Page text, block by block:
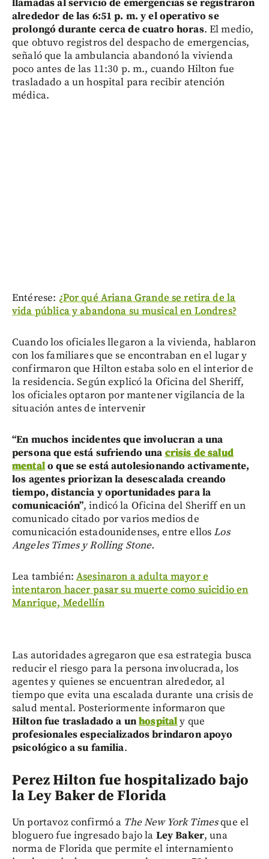
llamadas al servicio de emergencias se registraron
alrededor de las 6:51 p. m. y el operativo se
prolongó durante cerca de cuatro horas. El medio,
que obtuvo registros del despacho de emergencias,
señaló que la ambulancia abandonó la vivienda
poco antes de las 11:30 p. m., cuando Hilton fue
trasladado a un hospital para recibir atención
médica.
Entérese: ¿Por qué Ariana Grande se retira de la
vida pública y abandona su musical en Londres?
Cuando los oficiales llegaron a la vivienda, hablaron
con los familiares que se encontraban en el lugar y
confirmaron que Hilton estaba solo en el interior de
la residencia. Según explicó la Oficina del Sheriff,
los oficiales optaron por mantener vigilancia de la
situación antes de intervenir
“En muchos incidentes que involucran a una
persona que está sufriendo una crisis de salud
mentalo que se está autolesionando activamente,
los agentes priorizan la desescalada creando
tiempo, distancia y oportunidades para la
comunicación”, indicó la Oficina del Sheriff en un
comunicado citado por varios medios de
comunicación estadounidenses, entre ellosLos
Angeles Times y Rolling Stone.
Lea también: Asesinaron a adulta mayor e
intentaron hacer pasar su muerte como suicidio en
Manrique, Medellín
Las autoridades agregaron que esa estrategia busca
reducir el riesgo para la persona involucrada, los
agentes y quienes se encuentran alrededor, al
tiempo que evita una escalada durante una crisis de
salud mental. Posteriormente informaron que
Hilton fue trasladado a unhospitaly que
profesionales especializados brindaron apoyo
psicológico a su familia.
Perez Hilton fue hospitalizado bajo
la Ley Baker de Florida
Un portavoz confirmó a The New York Timesque el
bloguero fue ingresado bajo la Ley Baker, una
norma de Florida que permite el internamiento